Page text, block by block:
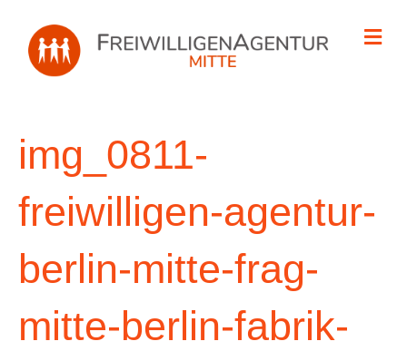
img_0811-
freiwilligen-agentur-
berlin-mitte-frag-
mitte-berlin-fabrik-